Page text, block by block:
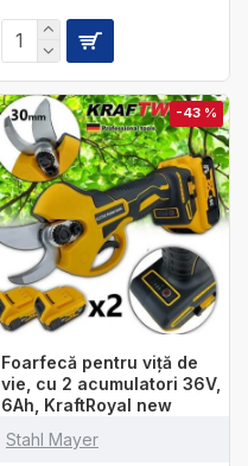
-43 %
Stahl Mayer
Foarfecă pentru viță de
vie, cu 2 acumulatori 36V,
6Ah, KraftRoyal new